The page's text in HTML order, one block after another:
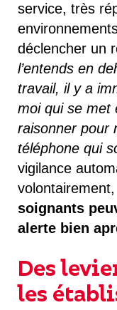
service, très
déclencher un
l’entends en
travail, il y a
moi qui se met
raisonner pour
téléphone qui
vigilance
soignants
alerte bien
Des
les